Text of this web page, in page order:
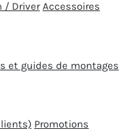
/ Driver Accessoires
et guides de montages
Promotions